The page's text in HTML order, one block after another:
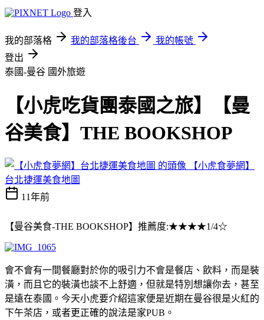
登入
我的部落格 我的部落格後台
我的帳號
登出
泰國-曼谷 國外旅遊
【小虎吃貨團泰國之旅】【曼
谷美食】THE BOOKSHOP
【小虎食夢網】
台北捷運美食地圖
11年前
【曼谷美食-THE BOOKSHOP】推薦度:★★★★1/4☆
會不會有一間餐廳對於你的吸引力不會是餐店、飲料，而是裝
潢，而且它的裝潢也談不上舒適，但就是特別想讓你去，甚至
是遠在泰國。今天小虎要介紹這家便是近期在曼谷很是火紅的
下午茶店，或者更正確的說法是家PUB。